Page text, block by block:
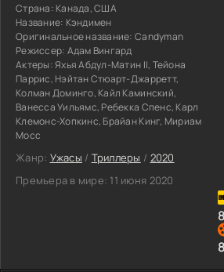
Страна: Канада, США
Название: Кэндимен
Оригинальное название: Candyman
Режиссер: Адам Вингард
Актеры:Яхья Абдул-Матин II, Тейона
Паррис, Нэйтан Стюарт-Джарретт,
Колман Доминго, Кайл Каминский,
Ванесса Уильямс, Ребекка Спенс, Карл
Клемонс-Хопкинс, Брайан Кинг, Мириам
Мосс
Жанр: Ужасы / Триллеры / 2020
Премьера в мире: 11 июня 2020